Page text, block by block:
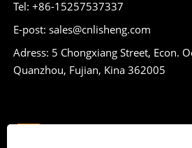
Tel: +86-15257537337
E-post: sales@cnlisheng.com
Adress: 5 Chongxiang Street, Econ.
Quanzhou, Fujian, Kina 362005